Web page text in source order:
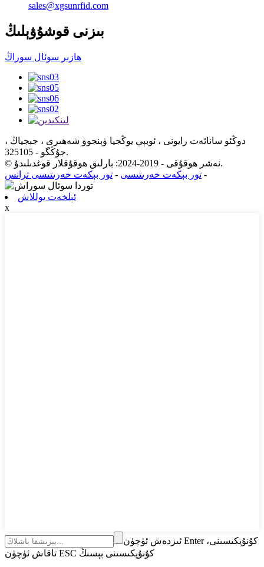
sales@xgsunrfid.com
بىزنى قوشۇۋېلىڭ
ھازىر سوئال سوراڭ
دوڭئو سانائەت رايونى ، ئوبېي يوڭجيا ۋېنجوۋ شەھىرى ، جېجياڭ ،
جۇڭگو - 325105.
© نەشر ھوقۇقى - 2019-2024: بارلىق ھوقۇقلار قوغدىلىدۇ.
تور بېكەت خەرىتىسى - تور بېكەت خەرىتىسى ترانس -
ئېلخەت يوللاش
x
ئىزدەش ئۈچۈن Enter كۇنۇپكىسىنى،
تاقاش ئۈچۈن ESC كۇنۇپكىسىنى بېسىڭ